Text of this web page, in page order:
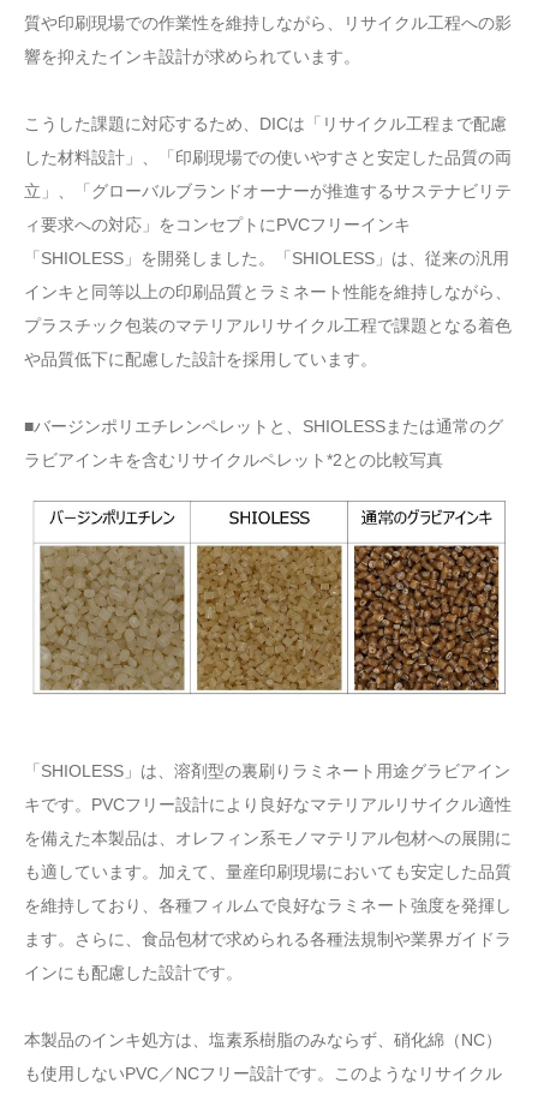
質や印刷現場での作業性を維持しながら、リサイクル工程への影
響を抑えたインキ設計が求められています。
こうした課題に対応するため、DICは「リサイクル工程まで配慮
した材料設計」、「印刷現場での使いやすさと安定した品質の両
立」、「グローバルブランドオーナーが推進するサステナビリテ
ィ要求への対応」をコンセプトにPVCフリーインキ
「SHIOLESS」を開発しました。「SHIOLESS」は、従来の汎用
インキと同等以上の印刷品質とラミネート性能を維持しながら、
プラスチック包装のマテリアルリサイクル工程で課題となる着色
や品質低下に配慮した設計を採用しています。
■バージンポリエチレンペレットと、SHIOLESSまたは通常のグ
ラビアインキを含むリサイクルペレット*2との比較写真
「SHIOLESS」は、溶剤型の裏刷りラミネート用途グラビアイン
キです。PVCフリー設計により良好なマテリアルリサイクル適性
を備えた本製品は、オレフィン系モノマテリアル包材への展開に
も適しています。加えて、量産印刷現場においても安定した品質
を維持しており、各種フィルムで良好なラミネート強度を発揮し
ます。さらに、食品包材で求められる各種法規制や業界ガイドラ
インにも配慮した設計です。
本製品のインキ処方は、塩素系樹脂のみならず、硝化綿（NC）
も使用しないPVC／NCフリー設計です。このようなリサイクル